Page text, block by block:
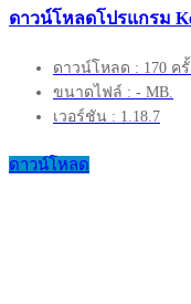
ดาวน์โหลดโปรแกรม
ดาวน์โหลด : 170 ครั้
ขนาดไฟล์ : - MB.
เวอร์ชัน : 1.18.7
ดาวน์โหลด